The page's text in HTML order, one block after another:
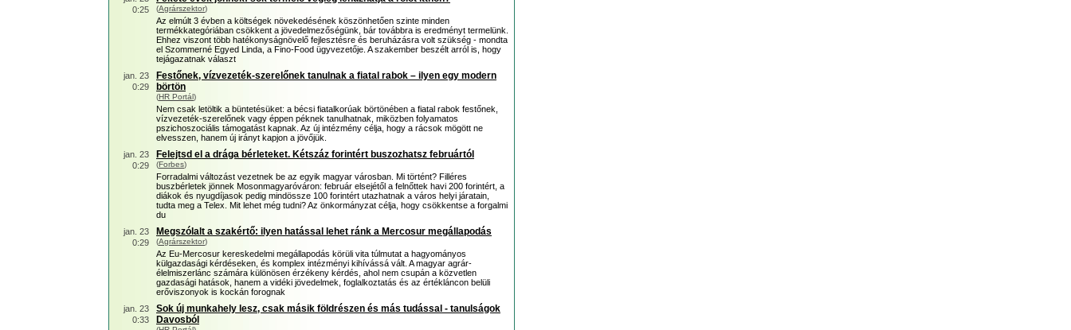
0:25
(Agrárszektor)
Az elmúlt 3 évben a költségek növekedésének köszönhetően szinte minden
termékkategóriában csökkent a jövedelmezőségünk, bár továbbra is eredményt termelünk.
Ehhez viszont több hatékonyságnövelő fejlesztésre és beruházásra volt szükség - mondta
el Szommerné Egyed Linda, a Fino-Food ügyvezetője. A szakember beszélt arról is, hogy
tejágazatnak választ
jan. 23
0:29
Festőnek, vízvezeték-szerelőnek tanulnak a fiatal rabok – ilyen egy modern
börtön
(HR Portál)
Nem csak letöltik a büntetésüket: a bécsi fiatalkorúak börtönében a fiatal rabok festőnek,
vízvezeték-szerelőnek vagy éppen péknek tanulhatnak, miközben folyamatos
pszichoszociális támogatást kapnak. Az új intézmény célja, hogy a rácsok mögött ne
elvesszen, hanem új irányt kapjon a jövőjük.
jan. 23
0:29
Felejtsd el a drága bérleteket. Kétszáz forintért buszozhatsz februártól
(Forbes)
Forradalmi változást vezetnek be az egyik magyar városban. Mi történt? Filléres
buszbérletek jönnek Mosonmagyaróváron: február elsejétől a felnőttek havi 200 forintért, a
diákok és nyugdíjasok pedig mindössze 100 forintért utazhatnak a város helyi járatain,
tudta meg a Telex. Mit lehet még tudni? Az önkormányzat célja, hogy csökkentse a forgalmi
du
jan. 23
0:29
Megszólalt a szakértő: ilyen hatással lehet ránk a Mercosur megállapodás
(Agrárszektor)
Az Eu-Mercosur kereskedelmi megállapodás körüli vita túlmutat a hagyományos
külgazdasági kérdéseken, és komplex intézményi kihívássá vált. A magyar agrár-
élelmiszerlánc számára különösen érzékeny kérdés, ahol nem csupán a közvetlen
gazdasági hatások, hanem a vidéki jövedelmek, foglalkoztatás és az értékláncon belüli
erőviszonyok is kockán forognak
jan. 23
0:33
Sok új munkahely lesz, csak másik földrészen és más tudással - tanulságok
Davosból